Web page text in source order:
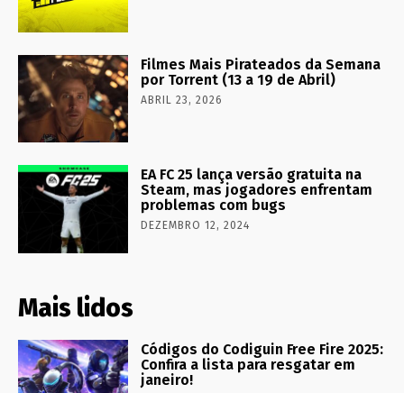
Filmes Mais Pirateados da Semana
por Torrent (13 a 19 de Abril)
ABRIL 23, 2026
EA FC 25 lança versão gratuita na
Steam, mas jogadores enfrentam
problemas com bugs
DEZEMBRO 12, 2024
Mais lidos
Códigos do Codiguin Free Fire 2025:
Confira a lista para resgatar em
janeiro!